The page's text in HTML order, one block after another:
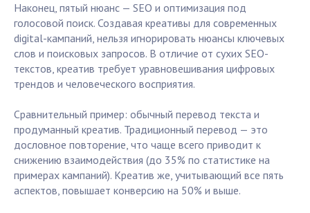
Наконец, пятый нюанс — SEO и оптимизация под
голосовой поиск. Создавая креативы для современных
digital-кампаний, нельзя игнорировать нюансы ключевых
слов и поисковых запросов. В отличие от сухих SEO-
текстов, креатив требует уравновешивания цифровых
трендов и человеческого восприятия.
Сравнительный пример: обычный перевод текста и
продуманный креатив. Традиционный перевод — это
дословное повторение, что чаще всего приводит к
снижению взаимодействия (до 35% по статистике на
примерах кампаний). Креатив же, учитывающий все пять
аспектов, повышает конверсию на 50% и выше.